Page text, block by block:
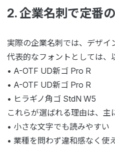
2. 企業名刺で定番
実際の企業名刺では、デザイ
代表的なフォントとしては、
• A-OTF UD新ゴ Pro R
• A-OTF UD新ゴ Pro R
• ヒラギノ角ゴ StdN W5
これらが選ばれる理由は、主
• 小さな文字でも読みやすい
• 業種を問わず違和感なく使